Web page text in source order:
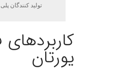
تولید کنندگان
یورتان